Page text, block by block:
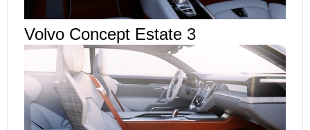
Volvo Concept Estate 3